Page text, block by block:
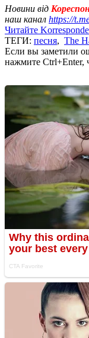
Новини від
наш канал https://
Читайте
ТЕГИ: песня, The
Если вы заметили
нажмите Ctrl+Enter,